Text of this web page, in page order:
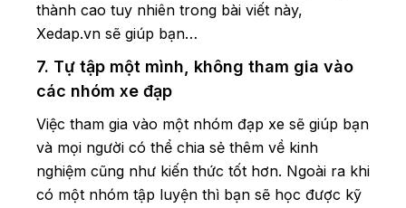
thành cao tuy nhiên trong bài viết này,
Xedap.vn sẽ giúp bạn…
7. Tự tập một mình, không tham gia vào
các nhóm xe đạp
Việc tham gia vào một nhóm đạp xe sẽ giúp bạn
và mọi người có thể chia sẻ thêm về kinh
nghiệm cũng như kiến thức tốt hơn. Ngoài ra khi
có một nhóm tập luyện thì bạn sẽ học được kỹ